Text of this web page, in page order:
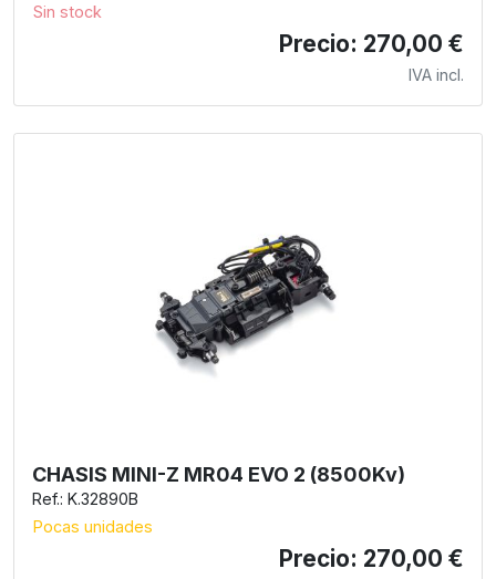
Sin stock
Precio: 270,00 €
IVA incl.
CHASIS MINI-Z MR04 EVO 2 (8500Kv)
Ref.: K.32890B
Pocas unidades
Precio: 270,00 €